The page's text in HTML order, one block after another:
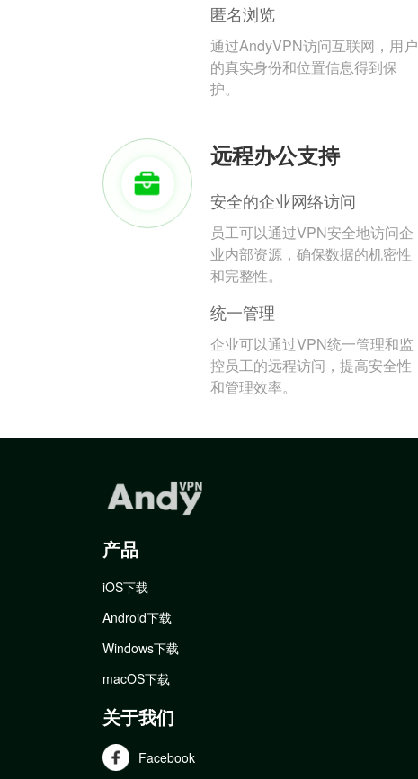
匿名浏览
通过AndyVPN访问互联网，用户
的真实身份和位置信息得到保
护。
远程办公支持
安全的企业网络访问
员工可以通过VPN安全地访问企
业内部资源，确保数据的机密性
和完整性。
统一管理
企业可以通过VPN统一管理和监
控员工的远程访问，提高安全性
和管理效率。
产品
iOS下载
Android下载
Windows下载
macOS下载
关于我们
Facebook